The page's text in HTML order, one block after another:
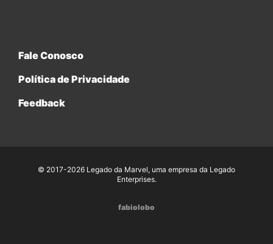
Fale Conosco
Política de Privacidade
Feedback
© 2017-2026 Legado da Marvel, uma empresa da Legado
Enterprises.
fabiolobo